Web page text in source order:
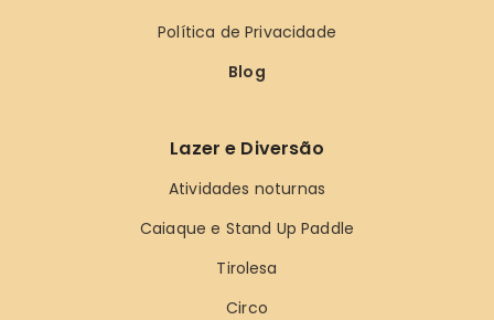
Política de Privacidade
Blog
Lazer e Diversão
Atividades noturnas
Caiaque e Stand Up Paddle
Tirolesa
Circo